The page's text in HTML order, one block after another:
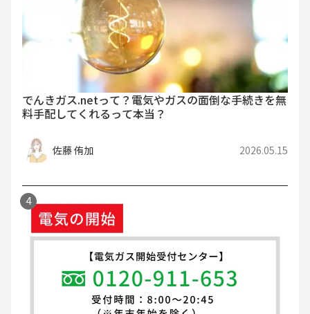
でんきガス.netって？電気やガスの面倒な手続きを無
料手配してくれるって本当？
佐藤 侑加 2026.05.15